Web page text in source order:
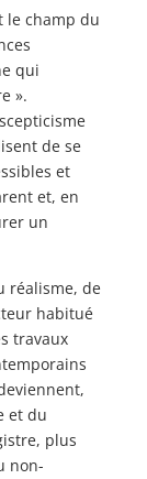
le champ du
qui
».
de se
et
et, en
un
réalisme, de
habitué
travaux
et du
plus
non-